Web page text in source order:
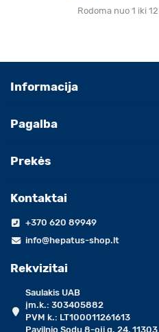
Rodoma nuo 1 iki
Informacija
Pagalba
Prekės
Kontaktai
+370 620 89949
info@hepatus-shop.lt
Rekvizitai
Saulakis UAB
įm.k.: 303405882
PVM k.: LT100011261613
Pavilnio Sodų 8-oji g. 24,